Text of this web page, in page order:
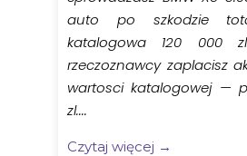
auto po szkodzie
katalogowa 120 000
rzeczoznawcy zaplacisz
wartosci katalogowej —
zl....
Czytaj więcej →